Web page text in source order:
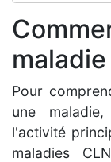
maladie
Pour
une
l'activité
maladies